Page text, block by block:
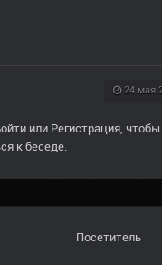
24 мая
или Регистрация, чтобы
к беседе.
Посетитель